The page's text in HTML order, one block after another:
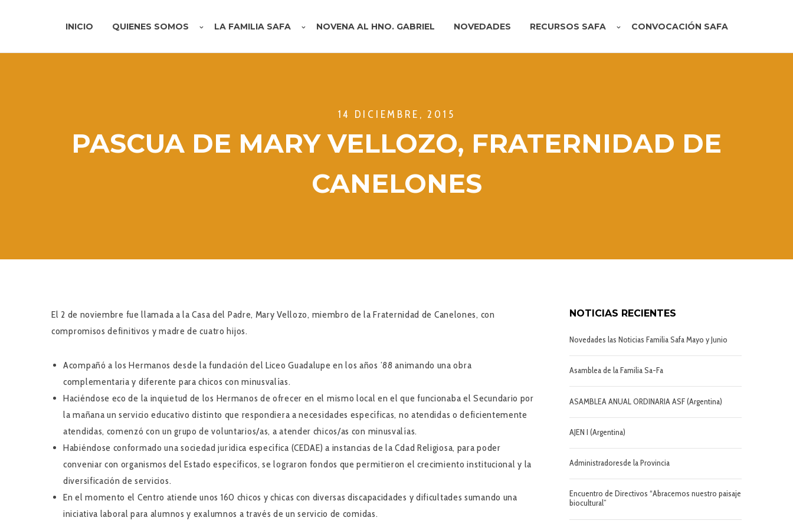
INICIO QUIENES SOMOS LA FAMILIA SAFA NOVENA AL HNO. GABRIEL NOVEDADES RECURSOS SAFA CONVOCACIÓN SAFA
14 DICIEMBRE, 2015
PASCUA DE MARY VELLOZO, FRATERNIDAD DE
CANELONES
El 2 de noviembre fue llamada a la Casa del Padre, Mary Vellozo, miembro de la Fraternidad de Canelones, con
compromisos definitivos y madre de cuatro hijos.
Acompañó a los Hermanos desde la fundación del Liceo Guadalupe en los años ’88 animando una obra
complementaria y diferente para chicos con minusvalías.
Haciéndose eco de la inquietud de los Hermanos de ofrecer en el mismo local en el que funcionaba el Secundario por
la mañana un servicio educativo distinto que respondiera a necesidades específicas, no atendidas o deficientemente
atendidas, comenzó con un grupo de voluntarios/as, a atender chicos/as con minusvalías.
Habiéndose conformado una sociedad jurídica específica (CEDAE) a instancias de la Cdad Religiosa, para poder
conveniar con organismos del Estado específicos, se lograron fondos que permitieron el crecimiento institucional y la
diversificación de servicios.
En el momento el Centro atiende unos 160 chicos y chicas con diversas discapacidades y dificultades sumando una
iniciativa laboral para alumnos y exalumnos a través de un servicio de comidas.
NOTICIAS RECIENTES
Novedades las Noticias Familia Safa Mayo y Junio
Asamblea de la Familia Sa-Fa
ASAMBLEA ANUAL ORDINARIA ASF (Argentina)
AJEN I (Argentina)
Administradoresde la Provincia
Encuentro de Directivos “Abracemos nuestro paisaje
biocultural”